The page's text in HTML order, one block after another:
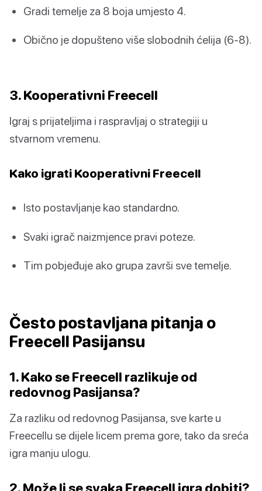
Gradi temelje za 8 boja umjesto 4.
Obično je dopušteno više slobodnih ćelija (6-8).
3. Kooperativni Freecell
Igraj s prijateljima i raspravljaj o strategiji u
stvarnom vremenu.
Kako igrati Kooperativni Freecell
Isto postavljanje kao standardno.
Svaki igrač naizmjence pravi poteze.
Tim pobjeđuje ako grupa završi sve temelje.
Često postavljana pitanja o
Freecell Pasijansu
1. Kako se Freecell razlikuje od
redovnog Pasijansa?
Za razliku od redovnog Pasijansa, sve karte u
Freecellu se dijele licem prema gore, tako da sreća
igra manju ulogu.
2. Može li se svaka Freecell igra dobiti?